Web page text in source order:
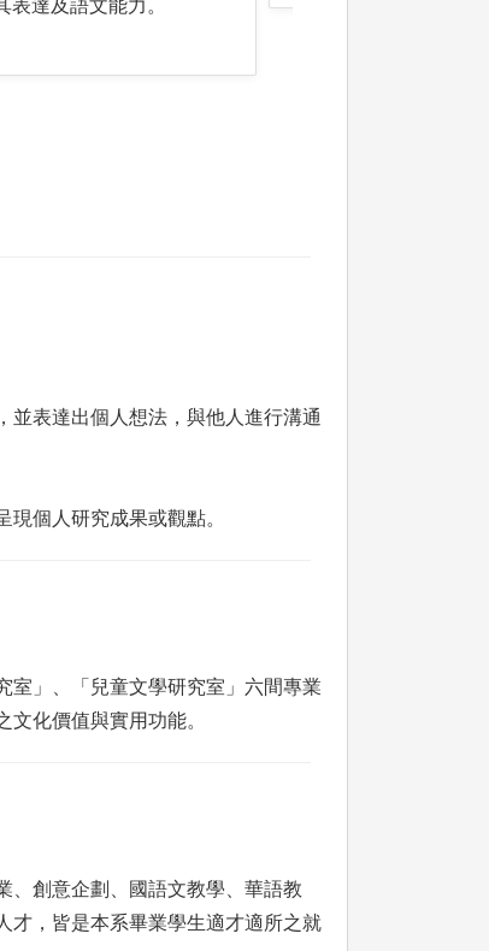
表達及語文能力。
並表達出個人想法，與他人進行溝通
個人研究成果或觀點。
室」、「兒童文學研究室」六間專業
化價值與實用功能。
、創意企劃、國語文教學、華語教
才，皆是本系畢業學生適才適所之就